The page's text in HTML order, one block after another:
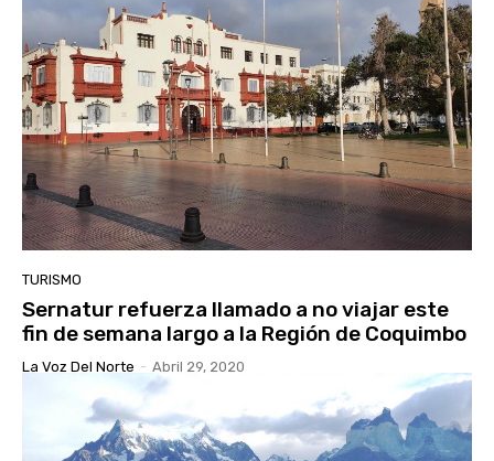
TURISMO
Sernatur refuerza llamado a no viajar este
fin de semana largo a la Región de Coquimbo
La Voz Del Norte - Abril 29, 2020